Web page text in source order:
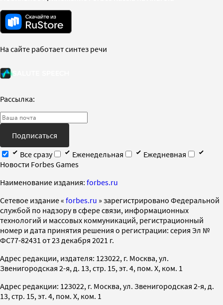
На сайте работает синтез речи
Рассылка:
Подписаться
Все сразу
Еженедельная
Ежедневная
Новости Forbes Games
Наименование издания: forbes.ru
Cетевое издание « forbes.ru » зарегистрировано Федеральной
службой по надзору в сфере связи, информационных
технологий и массовых коммуникаций, регистрационный
номер и дата принятия решения о регистрации: серия Эл №
ФС77-82431 от 23 декабря 2021 г.
Адрес редакции, издателя: 123022, г. Москва, ул.
Звенигородская 2-я, д. 13, стр. 15, эт. 4, пом. X, ком. 1
Адрес редакции: 123022, г. Москва, ул. Звенигородская 2-я, д.
13, стр. 15, эт. 4, пом. X, ком. 1